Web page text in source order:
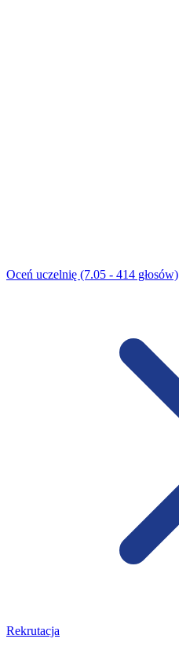
Oceń uczelnię (7.05 - 414 głosów)
Rekrutacja